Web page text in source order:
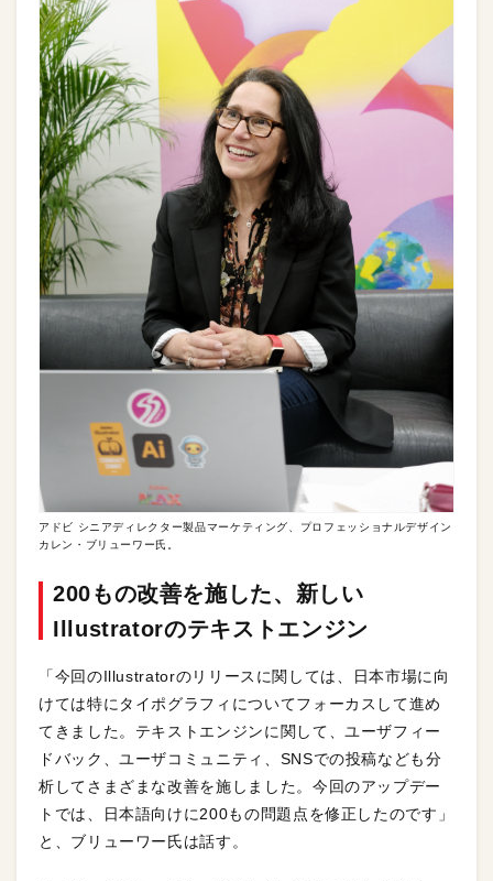
アドビ シニアディレクター製品マーケティング、プロフェッショナルデザイン
カレン・ブリューワー氏。
200もの改善を施した、新しい
Illustratorのテキストエンジン
「今回のIllustratorのリリースに関しては、日本市場に向
けては特にタイポグラフィについてフォーカスして進め
てきました。テキストエンジンに関して、ユーザフィー
ドバック、ユーザコミュニティ、SNSでの投稿なども分
析してさまざまな改善を施しました。今回のアップデー
トでは、日本語向けに200もの問題点を修正したのです」
と、ブリューワー氏は話す。